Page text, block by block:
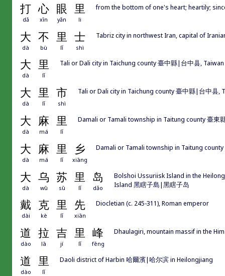
打 心 眼 里
dǎ xīn yǎn li
from the bottom of one's heart; heartily;
大 不 里 士
dà bù lǐ shì
Tabriz city in northwest Iran, capital of
大 里
dà lǐ
Tali or Dali city in Taichung county 臺中縣|台中县, Taiwan
大 里 市
dà lǐ shì
Tali or Dali city in Taichung county 臺中縣|台中县,
大 麻 里
dà má lǐ
Damali or Tamali township in Taitung county 臺
大 麻 里 乡
dà má lǐ xiāng
Damali or Tamali township in Taitung
大 乌 苏 里 岛
dà wū sū lǐ dǎo
Bolshoi Ussuriisk Island in the
Island 黑瞎子島|黑瞎子岛
戴 克 里 先
dài kè lǐ xiān
Diocletian (c. 245-311), Roman emperor
道 拉 吉 里 峰
dào lā jí lǐ fēng
Dhaulagiri, mountain massif in the
道 里
dào lǐ
Daoli district of Harbin 哈爾濱|哈尔滨 in Heilongjiang